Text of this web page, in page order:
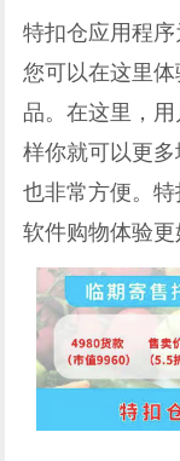
特扣仓应用程序
您可以在这里
品。在这里，
样你就可以更
也非常方便。
软件购物体验更